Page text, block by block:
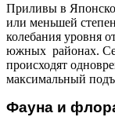
Приливы в
или меньшей
колебания уровня
южных районах.
происходят
максимальный
Фауна и